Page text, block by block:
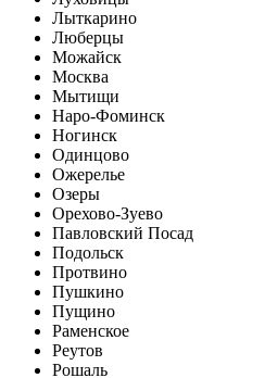
Лыткарино
Люберцы
Можайск
Москва
Мытищи
Наро-Фоминск
Ногинск
Одинцово
Ожерелье
Озеры
Орехово-Зуево
Павловский Посад
Подольск
Протвино
Пушкино
Пущино
Раменское
Реутов
Рошаль